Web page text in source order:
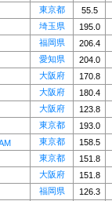
東京都
55.5
埼玉県
195.0
福岡県
206.4
愛知県
204.0
大阪府
170.8
大阪府
180.4
大阪府
123.8
東京都
193.0
東京都
158.5
東京都
151.8
大阪府
151.8
福岡県
126.3